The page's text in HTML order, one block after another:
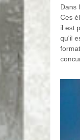
Dans
Ces
il est
qu'il